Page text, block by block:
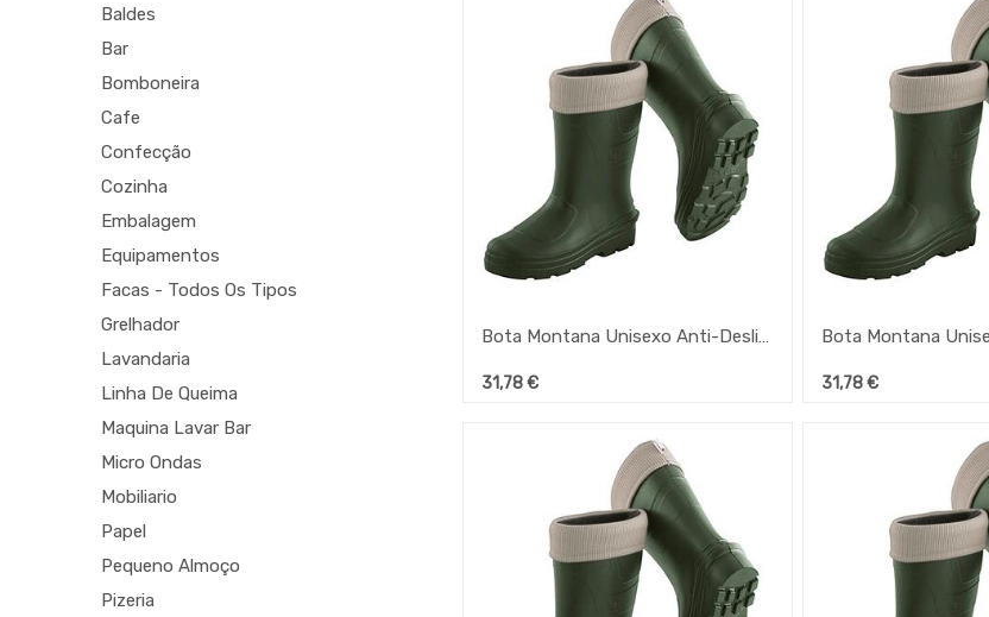
Baldes
Bar
Bomboneira
Cafe
Confecção
Cozinha
Embalagem
Equipamentos
Facas - Todos Os Tipos
Grelhador
Lavandaria
Linha De Queima
Maquina Lavar Bar
Micro Ondas
Mobiliario
Papel
Pequeno Almoço
Pizeria
Bota Montana Unisexo Anti-Deslizantes Nº40
31,78€ 31,78€